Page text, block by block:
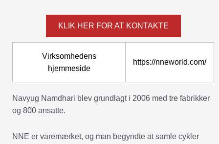
KLIK HER FOR AT KONTAKTE
Virksomhedens
hjemmeside
https://nneworld.com/
Navyug Namdhari blev grundlagt i 2006 med tre fabrikker
og 800 ansatte.
NNE er varemærket, og man begyndte at samle cykler